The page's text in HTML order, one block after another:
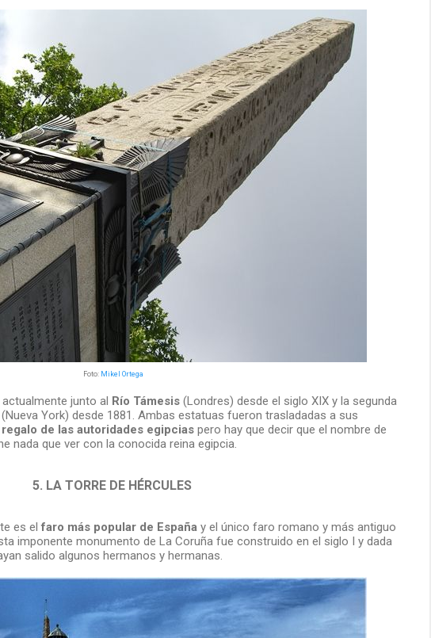
Foto: Mikel Ortega
junto al Río Támesis(Londres) desde el siglo XIX y la segunda
(Nueva York) desde 1881. Ambas estatuas fueron trasladadas a sus
regalo de las autoridades egipciaspero hay que decir que el nombre de
nada que ver con la conocida reina egipcia.
5. LA TORRE DE HÉRCULES
es elfaro más popular de España y el único faro romano y más antiguo
imponente monumento de La Coruña fue construido en el siglo I y dada
salido algunos hermanos y hermanas.